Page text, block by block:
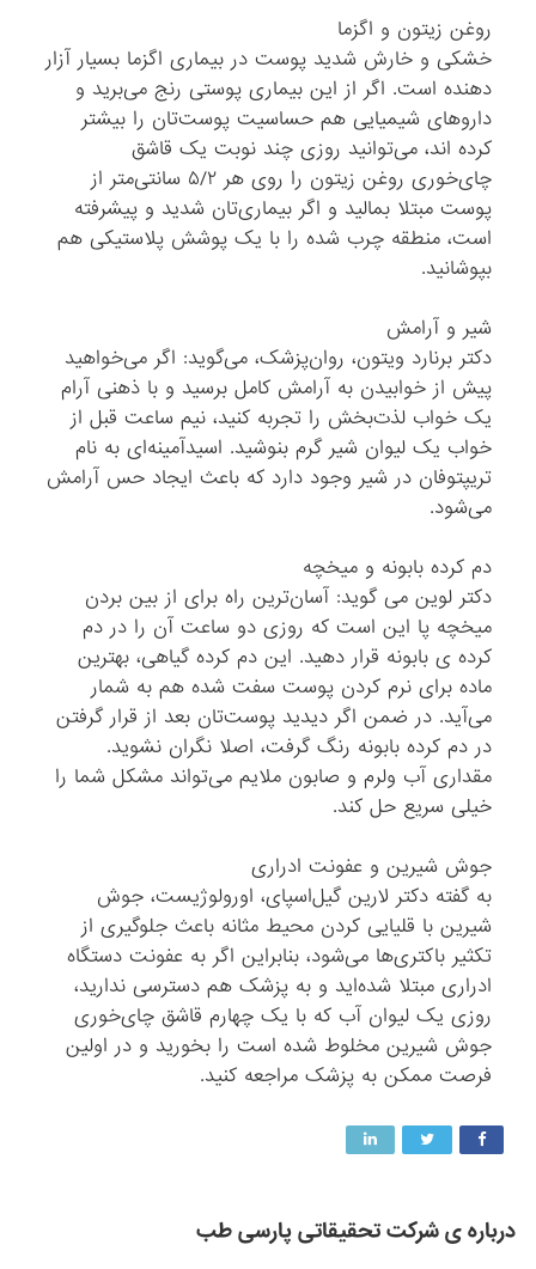
روغن زیتون و اگزما
خشکی و خارش شدید پوست در بیماری اگزما بسیار آزار
دهنده است. اگر از این بیماری پوستی رنج می‌برید و
داروهای شیمیایی هم حساسیت پوست‌تان را بیشتر
کرده اند، می‌توانید روزی چند نوبت یک قاشق
چای‌خوری روغن زیتون را روی هر ۵/۲ سانتی‌متر از
پوست مبتلا بمالید و اگر بیماری‌تان شدید و پیشرفته
است، منطقه چرب شده را با یک پوشش پلاستیکی هم
بپوشانید.
شیر و آرامش
دکتر برنارد ویتون، روان‌پزشک، می‌گوید: اگر می‌خواهید
پیش از خوابیدن به آرامش کامل برسید و با ذهنی آرام
یک خواب لذت‌بخش را تجربه کنید، نیم ساعت قبل از
خواب یک لیوان شیر گرم بنوشید. اسیدآمینه‌ای به نام
تریپتوفان در شیر وجود دارد که باعث ایجاد حس آرامش
می‌شود.
دم کرده بابونه و میخچه
دکتر لوین می گوید: آسان‌ترین راه برای از بین بردن
میخچه پا این است که روزی دو ساعت آن را در دم
کرده ی بابونه قرار دهید. این دم کرده گیاهی، بهترین
ماده برای نرم کردن پوست سفت شده هم به شمار
می‌آید. در ضمن اگر دیدید پوست‌تان بعد از قرار گرفتن
در دم کرده بابونه رنگ گرفت، اصلا نگران نشوید.
مقداری آب ولرم و صابون ملایم می‌تواند مشکل شما را
خیلی سریع حل کند.
جوش‌ شیرین و عفونت‌ ادراری
به گفته دکتر لارین گیل‌اسپای، اورولوژیست، جوش
‌شیرین با قلیایی کردن محیط مثانه باعث جلوگیری از
تکثیر باکتری‌ها می‌شود، بنابراین اگر به عفونت دستگاه
ادراری مبتلا شده‌اید و به پزشک هم دسترسی ندارید،
روزی یک لیوان آب که با یک چهارم قاشق چای‌خوری
جوش ‌شیرین مخلوط شده است را بخورید و در اولین
فرصت ممکن به پزشک مراجعه کنید.
درباره ی شرکت تحقیقاتی پارسی طب